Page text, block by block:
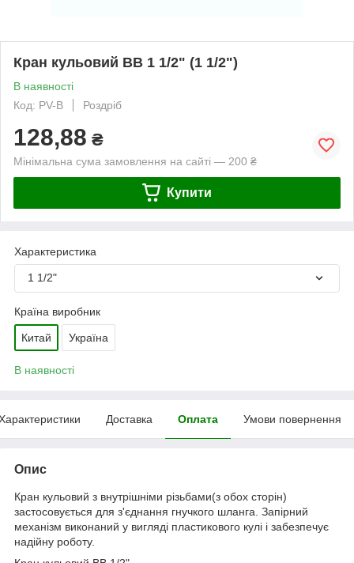
Кран кульовий ВВ 1 1/2" (1 1/2")
В наявності
Код: PV-B
Роздріб
128,88 ₴
Мінімальна сума замовлення на сайті — 200 ₴
Купити
Характеристика
1 1/2"
Країна виробник
Китай Україна
В наявності
Доставка Оплата Умови повернення
Опис
Кран кульовий з внутрішніми різьбами(з обох сторін)
застосовується для з'єднання гнучкого шланга. Запірний
механізм виконаний у вигляді пластикового кулі і забезпечує
надійну роботу.